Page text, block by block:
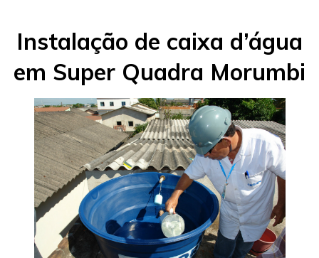
Instalação de caixa d’água
em Super Quadra Morumbi